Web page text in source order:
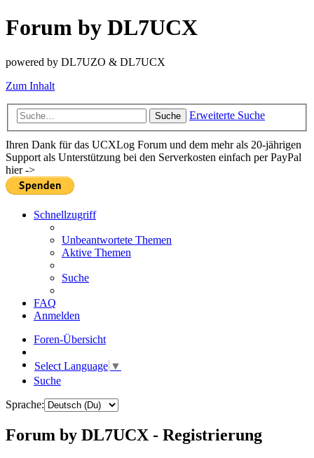
Forum by DL7UCX
powered by DL7UZO & DL7UCX
Zum Inhalt
Suche Erweiterte Suche
Ihren Dank für das UCXLog Forum und dem mehr als 20-jährigen
Support als Unterstützung bei den Serverkosten einfach per PayPal
hier ->
Schnellzugriff
Unbeantwortete Themen
Aktive Themen
Suche
FAQ
Anmelden
Foren-Übersicht
Select Language ▼
Suche
Sprache:
Forum by DL7UCX - Registrierung